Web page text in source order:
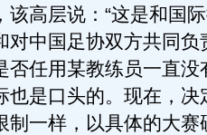
高层说：“这是和国际
对中国足协双方共同负
否任用某教练员一直没
也是口头的。现在，决
制一样，以具体的大赛